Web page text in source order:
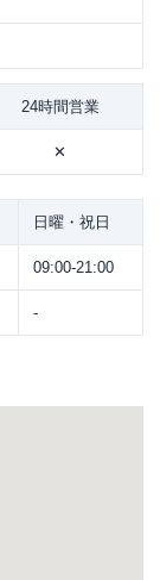
24時間営業
✕
日曜・祝日
09:00-21:00
-